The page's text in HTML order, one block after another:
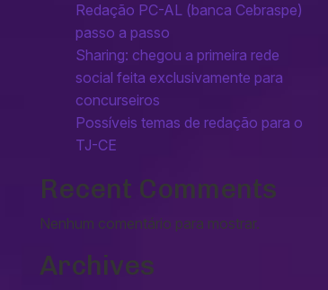
Redação PC-AL (banca Cebraspe)
passo a passo
Sharing: chegou a primeira rede
social feita exclusivamente para
concurseiros
Possíveis temas de redação para o
TJ-CE
Recent Comments
Nenhum comentário para mostrar.
Archives